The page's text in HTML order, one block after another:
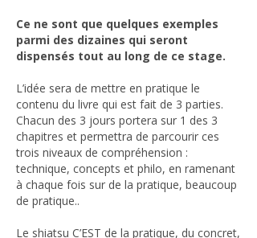
Ce ne sont que quelques exemples
parmi des dizaines qui seront
dispensés tout au long de ce stage.
L’idée sera de mettre en pratique le
contenu du livre qui est fait de 3 parties. ​
​Chacun des 3 jours portera sur 1 des 3
chapitres et permettra de parcourir ces
trois niveaux de compréhension :
technique, concepts et philo, en ramenant
à chaque fois sur de la pratique, beaucoup
de pratique..
​Le shiatsu C’EST de la pratique, du concret,